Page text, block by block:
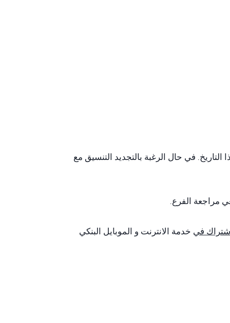
في حال الرغبة بالتجديد التنسيق مع
في خدمة الانترنت و الموبايل البنكي